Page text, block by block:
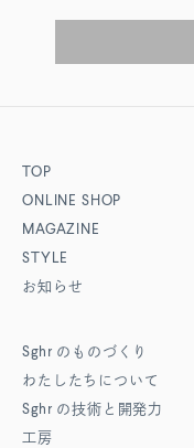
TOP
ONLINE SHOP
MAGAZINE
STYLE
お知らせ
Sghr のものづくり
わたしたちについて
Sghr の技術と開発力
工房